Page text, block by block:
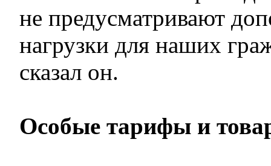
не предусматривают
нагрузки для наших
сказал он.
Особые тарифы и